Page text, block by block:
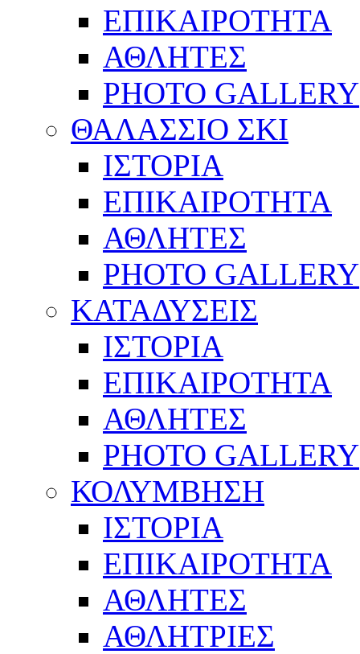
ΕΠΙΚΑΙΡΟΤΗΤΑ
ΑΘΛΗΤΕΣ
PHOTO GALLERY
ΘΑΛΑΣΣΙΟ ΣΚΙ
ΙΣΤΟΡΙΑ
ΕΠΙΚΑΙΡΟΤΗΤΑ
ΑΘΛΗΤΕΣ
PHOTO GALLERY
ΚΑΤΑΔΥΣΕΙΣ
ΙΣΤΟΡΙΑ
ΕΠΙΚΑΙΡΟΤΗΤΑ
ΑΘΛΗΤΕΣ
PHOTO GALLERY
ΚΟΛΥΜΒΗΣΗ
ΙΣΤΟΡΙΑ
ΕΠΙΚΑΙΡΟΤΗΤΑ
ΑΘΛΗΤΕΣ
ΑΘΛΗΤΡΙΕΣ